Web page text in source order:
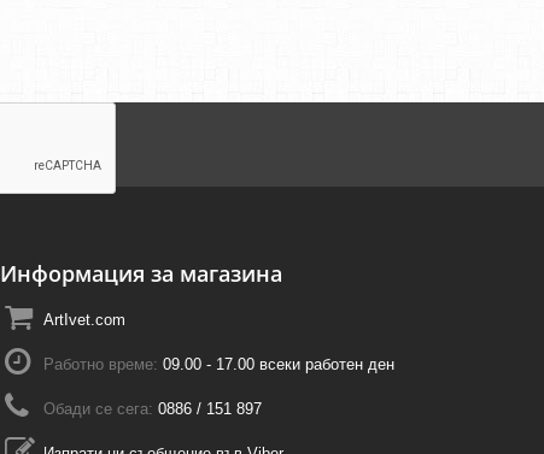
Информация за магазина
ArtIvet.com
Работно време: 09.00 - 17.00 всеки работен ден
Обади се сега: 0886 / 151 897